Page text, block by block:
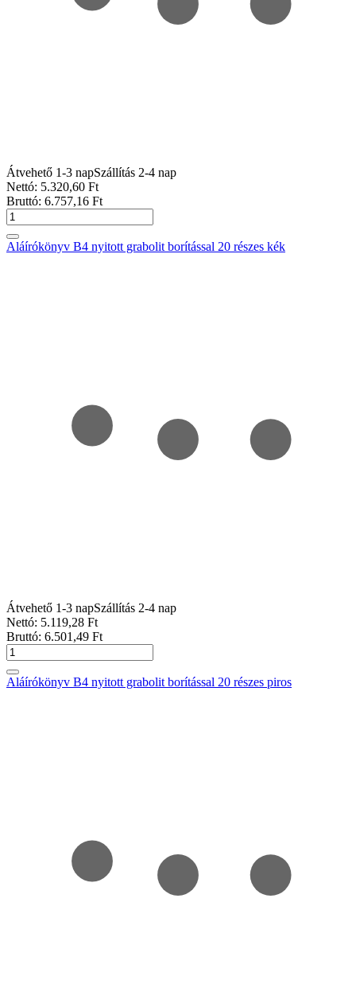
Átvehető 1-3 napSzállítás 2-4 nap
Nettó: 5.320,60 Ft
Bruttó: 6.757,16 Ft
Aláírókönyv B4 nyitott grabolit borítással 20 részes kék
Átvehető 1-3 napSzállítás 2-4 nap
Nettó: 5.119,28 Ft
Bruttó: 6.501 ,49 Ft
Aláírókönyv B4 nyitott grabolit borítással 20 részes piros